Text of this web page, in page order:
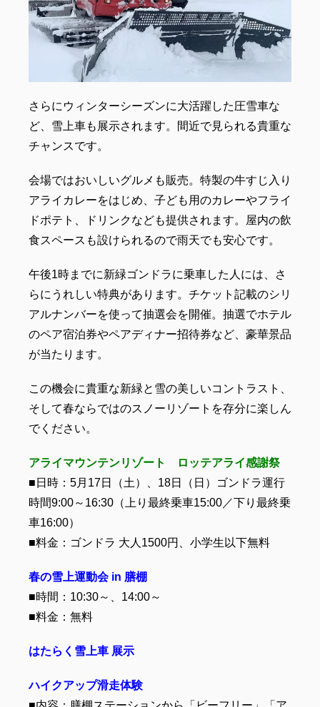
さらにウィンターシーズンに大活躍した圧雪車な
ど、雪上車も展示されます。間近で見られる貴重な
チャンスです。
会場ではおいしいグルメも販売。特製の牛すじ入り
アライカレーをはじめ、子ども用のカレーやフライ
ドポテト、ドリンクなども提供されます。屋内の飲
食スペースも設けられるので雨天でも安心です。
午後1時までに新緑ゴンドラに乗車した人には、さ
らにうれしい特典があります。チケット記載のシリ
アルナンバーを使って抽選会を開催。抽選でホテル
のペア宿泊券やペアディナー招待券など、豪華景品
が当たります。
この機会に貴重な新緑と雪の美しいコントラスト、
そして春ならではのスノーリゾートを存分に楽しん
でください。
アライマウンテンリゾート ロッテアライ感謝祭
■日時：5月17日（土）、18日（日）ゴンドラ運行
時間9:00～16:30（上り最終乗車15:00／下り最終乗
車16:00）
■料金：ゴンドラ 大人1500円、小学生以下無料
春の雪上運動会 in 膳棚
■時間：10:30～、14:00～
■料金：無料
はたらく雪上車 展示
ハイクアップ滑走体験